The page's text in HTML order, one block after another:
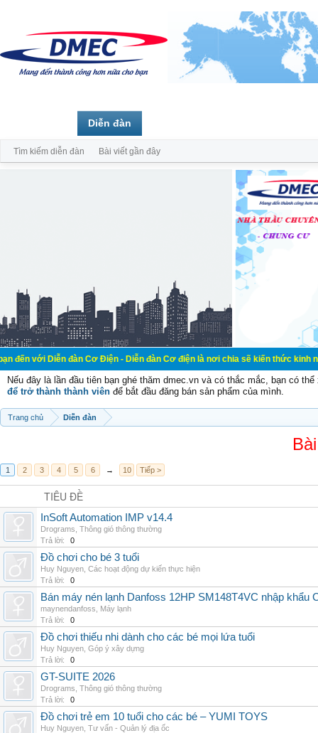
đàn Cơ Điện - Diễn đàn Cơ điện là nơi chia sẽ kiến thức kinh nghiệm
Nếu đây là lần đầu tiên bạn ghé thăm dmec.vn và có thắc mắc, bạn có
để trở thành thành viên để bắt đầu đăng bán sản phẩm của mình.
Trang chủ Diễn đàn
1 2 3 4 5 6 → 10 Tiếp >
TIÊU ĐỀ
InSoft Automation IMP v14.4
Drograms Thông gió thông thường
Trả lời:
0
Đồ chơi cho bé 3 tuổi
Huy Nguyen Các hoạt động dự kiến thực hiện
Trả lời:
0
Bán máy nén lạnh Danfoss 12HP SM148T4VC nhập khẩu
maynendanfoss
Máy lạnh
Trả lời:
0
Đồ chơi thiếu nhi dành cho các bé mọi lứa tuổi
Huy Nguyen Góp ý xây dựng
Trả lời:
0
GT-SUITE 2026
Drograms Thông gió thông thường
Trả lời:
0
Đồ chơi trẻ em 10 tuổi cho các bé – YUMI TOYS
Huy Nguyen Tư vấn - Quản lý địa ốc
Diễn đàn
Tìm kiếm diễn đàn Bài viết gần đây